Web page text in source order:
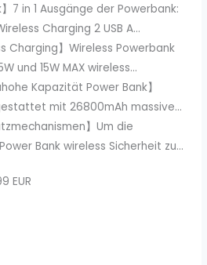
】7 in 1 Ausgänge der Powerbank:
Charging 2 USB A...
Charging】Wireless Powerbank
und 15W MAX wireless...
Kapazität Power Bank】
mit 26800mAh massive...
】Um die
Bank wireless Sicherheit zu...
EUR